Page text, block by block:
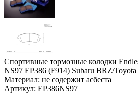
Спортивные тормозные колодки
NS97 EP386 (F914) Subaru BRZ/
Материал: не содержит асбеста
Артикул: EP386NS97